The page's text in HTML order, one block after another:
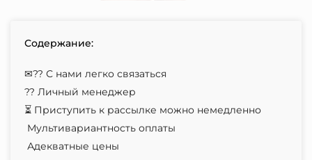
Содержание:
✉?? С нами легко связаться
?‍?️ Личный менеджер
⏳ Приступить к рассылке можно немедленно
Мультивариантность оплаты
Адекватные цены